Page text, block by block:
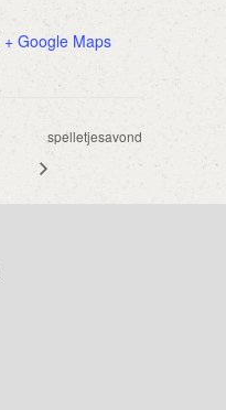
+ Google Maps
spelletjesavond